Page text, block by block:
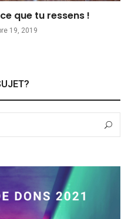
que tu ressens !
19, 2019